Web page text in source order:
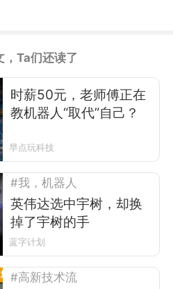
，Ta们还读了
时薪50元，老师傅正在
教机器人“取代”自己？
早点玩科技
#我，机器人
英伟达选中宇树，却换
掉了宇树的手
蓝字计划
#高新技术流